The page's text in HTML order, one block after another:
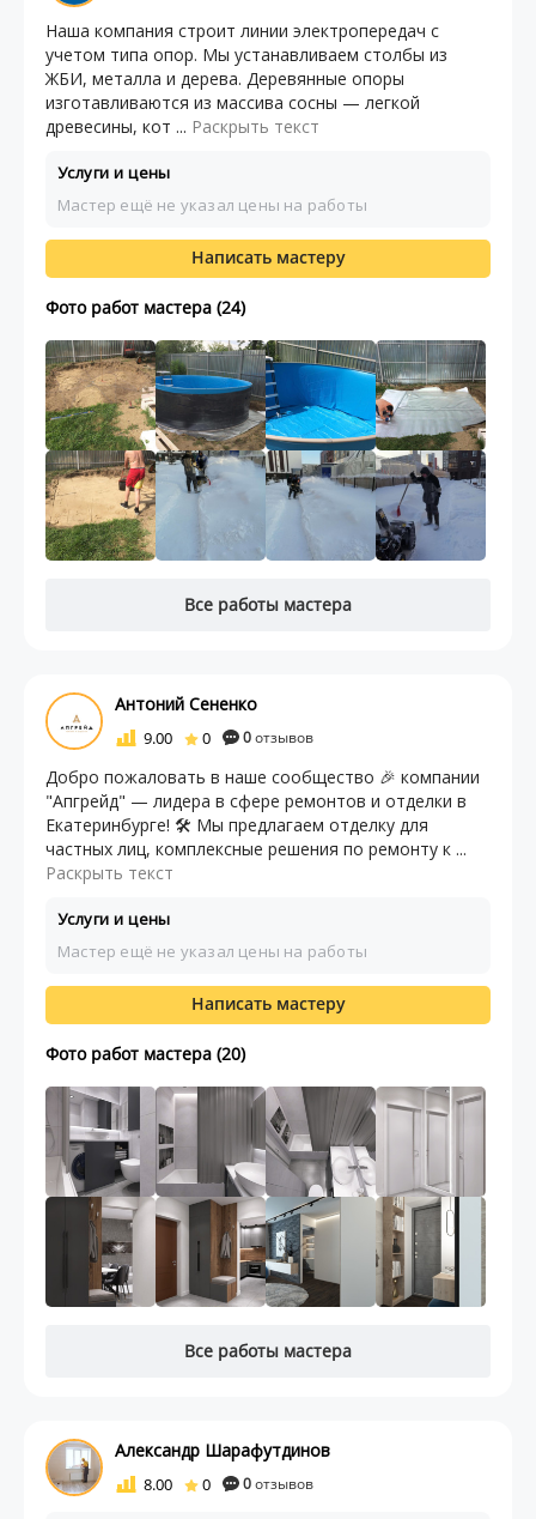
Наша компания строит линии электропередач с
учетом типа опор. Мы устанавливаем столбы из
ЖБИ, металла и дерева. Деревянные опоры
изготавливаются из массива сосны — легкой
древесины, кот ... Раскрыть текст
Услуги и цены
Мастер ещё не указал цены на работы
Написать мастеру
Фото работ мастера (24)
Все работы мастера
Антоний Сененко
9.00 0 0отзывов
Добро пожаловать в наше сообщество 🎉 компании
"Апгрейд" — лидера в сфере ремонтов и отделки в
Екатеринбурге! 🛠 Мы предлагаем отделку для
частных лиц, комплексные решения по ремонту к ...
Раскрыть текст
Услуги и цены
Мастер ещё не указал цены на работы
Написать мастеру
Фото работ мастера (20)
Все работы мастера
Александр Шарафутдинов
8.00 0 0отзывов